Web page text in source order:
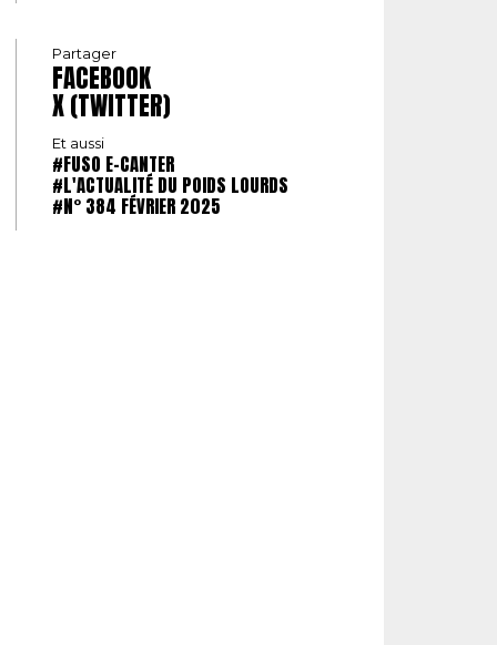
Partager
FACEBOOK
X (TWITTER)
Et aussi
#FUSO E-CANTER
#L'ACTUALITÉ DU POIDS LOURDS
#N° 384 FÉVRIER 2025